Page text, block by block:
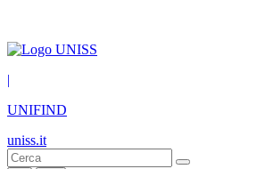
|
UNIFIND
uniss.it